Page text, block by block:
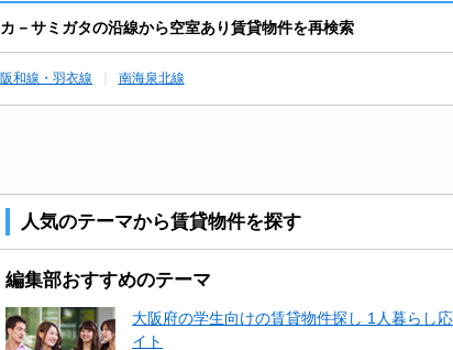
カ－サミガタの沿線から空室あり賃貸物件を再検索
阪和線・羽衣線 南海泉北線
人気のテーマから賃貸物件を探す
編集部おすすめのテーマ
大阪府の学生向けの賃貸物件探し 1人暮らし
イト